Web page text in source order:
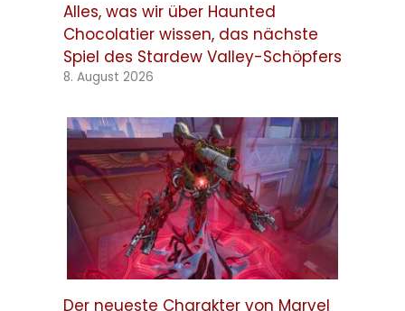
Alles, was wir über Haunted
Chocolatier wissen, das nächste
Spiel des Stardew Valley-Schöpfers
8. August 2026
Der neueste Charakter von Marvel